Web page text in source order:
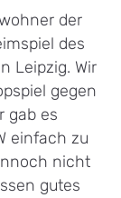
der
des
Leipzig. Wir
gegen
gab es
einfach zu
nicht
gutes